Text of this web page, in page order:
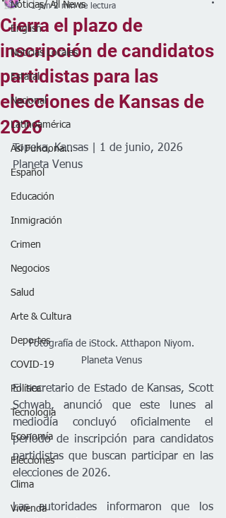
Noticias/ All News
English
Noticias Locales
Estatal
Nacional
Latinoamérica
Así Funciona...
Español
Educación
Inmigración
Crimen
Negocios
Salud
Arte & Cultura
Deportes
COVID-19
Política
Tecnología
Economía
Elecciones
Clima
Vivienda
Cierra el plazo de
inscripción de candidatos
partidistas para las
elecciones de Kansas de
2026
1 jun 2 min de lectura
Topeka, Kansas | 1 de junio, 2026
Planeta Venus
Fotografía de iStock. Atthapon Niyom.
Planeta Venus
El secretario de Estado de Kansas, Scott
Schwab, anunció que este lunes al
mediodía concluyó oficialmente el
período de inscripción para candidatos
partidistas que buscan participar en las
elecciones de 2026.
Las autoridades informaron que los